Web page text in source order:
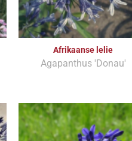
Afrikaanse lelie
Agapanthus 'Donau'